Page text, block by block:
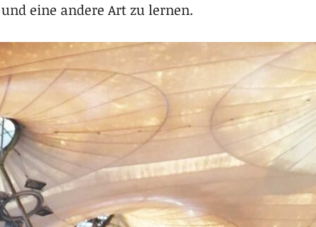
eine andere Art zu lernen.